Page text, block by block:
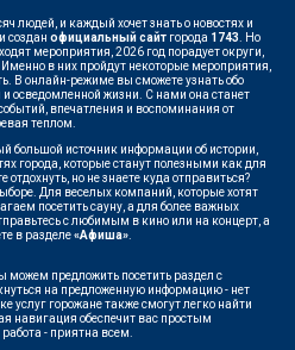
людей, и каждый хочет знать о новостях и
создан официальный сайт города 1743 . Но
мероприятия, 2026 год порадует округи,
в них пройдут некоторые мероприятия,
В онлайн-режиме вы сможете узнать обо
осведомленной жизни. С нами она станет
впечатления и воспоминания от
теплом.
большой источник информации об истории,
города, которые станут полезными как для
отдохнуть, но не знаете куда отправиться?
Для веселых компаний, которые хотят
посетить сауну, а для более важных
с любимым в кино или на концерт, а
в разделе«Афиша»
можем предложить посетить раздел с
на предложенную информацию - нет
услуг горожане также смогут легко найти
навигация обеспечит вас простым
- приятна всем.